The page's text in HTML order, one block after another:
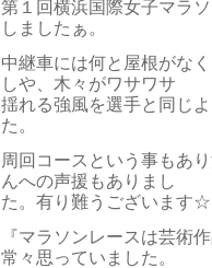
第１回横浜国際女子マラ
しましたぁ。
中継車には何と屋根がな
しや、木々がワサワサ
揺れる強風を選手と同じ
た。
周回コースという事もあ
んへの声援もありまし
た。有り難うございます☆
『マラソンレースは芸術
常々思っていました。